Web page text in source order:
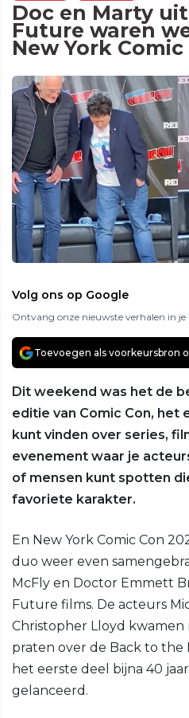
Doc en Marty
Future waren
New York Comic
Volg ons op Google
Ontvang onze nieuwste verhalen in je
Toevoegen als voorkeursbron
Dit weekend was het de
editie van Comic Con, het
kunt vinden over series,
evenement waar je
of mensen kunt spotten
favoriete karakter.
En New York Comic Con
duo weer even
McFly en Doctor Emmett
Future films. De acteurs
Christopher Lloyd kwamen
praten over de Back to the
het eerste deel bijna 40
gelanceerd.